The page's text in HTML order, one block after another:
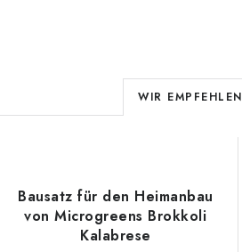
P
r
d
u
WIR EMPFEHLEN
Bausatz für den Heimanbau
von Microgreens Brokkoli
Kalabrese